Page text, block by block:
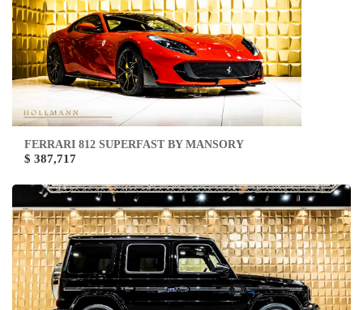
FERRARI 812 SUPERFAST BY MANSORY
$ 387,717